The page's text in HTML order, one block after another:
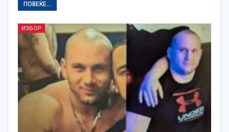
ПОВЕЌЕ...
ИЗБОР